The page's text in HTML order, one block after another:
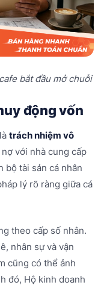
bắt đầu mở chuỗi
động vốn
trách nhiệm vô
với nhà cung cấp
bộ tài sản cá nhân
lý rõ ràng giữa cá
theo cấp số nhân.
nhân sự và vận
cũng có thể ảnh
đó, Hộ kinh doanh